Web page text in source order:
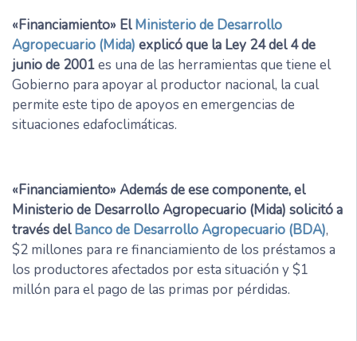
«Financiamiento» ElMinisterio de Desarrollo
Agropecuario (Mida) explicó que la Ley 24 del 4 de
junio de 2001es una de las herramientas que tiene el
Gobierno para apoyar al productor nacional, la cual
permite este tipo de apoyos en emergencias de
situaciones edafoclimáticas.
«Financiamiento» Además de ese componente, el
Ministerio de Desarrollo Agropecuario (Mida) solicitó a
través delBanco de Desarrollo Agropecuario (BDA),
$2 millones para re financiamiento de los préstamos a
los productores afectados por esta situación y $1
millón para el pago de las primas por pérdidas.